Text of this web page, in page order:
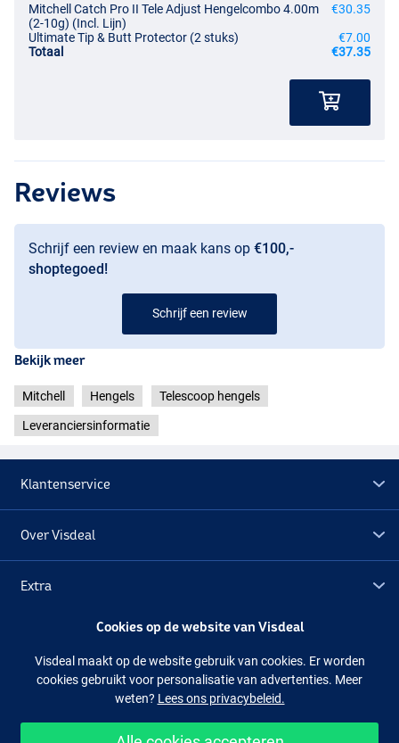
Mitchell Catch Pro II Tele Adjust Hengelcombo 4.00m
(2-10g) (Incl. Lijn)
€30.35
Ultimate Tip & Butt Protector (2 stuks)
€7.00
Totaal
€37.35
Reviews
Schrijf een review en maak kans op €100,-
shoptegoed!
Schrijf een review
Bekijk meer
Mitchell Hengels Telescoop hengels
Leveranciersinformatie
Klantenservice
Over Visdeal
Extra
Facebook Instagram
Cookies op de website van Visdeal
Visdeal maakt op de website gebruik van cookies. Er worden
cookies gebruikt voor personalisatie van advertenties. Meer
weten? Lees ons privacybeleid.